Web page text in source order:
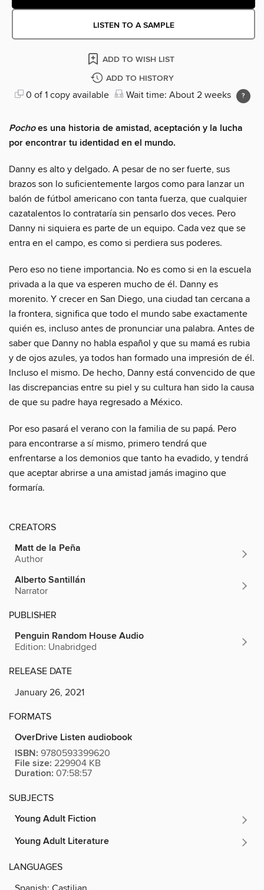
LISTEN TO A SAMPLE
ADD TO WISH LIST
ADD TO HISTORY
0 of 1 copy available Wait time: About 2 weeks
Pochoes una historia de amistad, aceptación y la lucha
por encontrar tu identidad en el mundo.
Danny es alto y delgado. A pesar de no ser fuerte, sus
brazos son lo suficientemente largos como para lanzar un
balón de fútbol americano con tanta fuerza, que cualquier
cazatalentos lo contrataría sin pensarlo dos veces. Pero
Danny ni siquiera es parte de un equipo. Cada vez que se
entra en el campo, es como si perdiera sus poderes.
Pero eso no tiene importancia. No es como si en la escuela
privada a la que va esperen mucho de él. Danny es
morenito. Y crecer en San Diego, una ciudad tan cercana a
la frontera, significa que todo el mundo sabe exactamente
quién es, incluso antes de pronunciar una palabra. Antes de
saber que Danny no habla español y que su mamá es rubia
y de ojos azules, ya todos han formado una impresión de él.
Incluso el mismo. De hecho, Danny está convencido de que
las discrepancias entre su piel y su cultura han sido la causa
de que su padre haya regresado a México.
Por eso pasará el verano con la familia de su papá. Pero
para encontrarse a sí mismo, primero tendrá que
enfrentarse a los demonios que tanto ha evadido, y tendrá
que aceptar abrirse a una amistad jamás imagino que
formaría.
CREATORS
Matt de la Peña
Author
Alberto Santillán
Narrator
PUBLISHER
Penguin Random House Audio
Edition: Unabridged
RELEASE DATE
January 26, 2021
FORMATS
OverDrive Listen audiobook
ISBN: 9780593399620
File size: 229904 KB
Duration: 07:58:57
SUBJECTS
Young Adult Fiction
Young Adult Literature
LANGUAGES